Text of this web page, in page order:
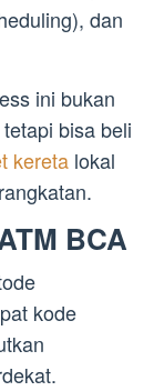
dan
ini bukan
bisa beli
kereta lokal
BCA
kode